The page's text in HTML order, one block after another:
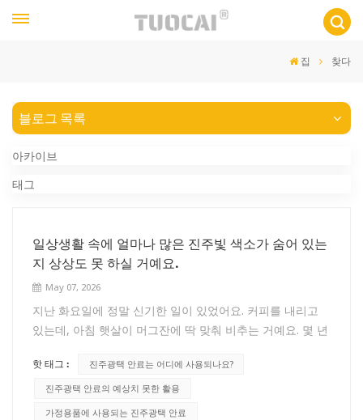
집 찾다
블로그 목록
아카이브
태그
일상생활 속에 얼마나 많은 진주빛 색소가 숨어 있는
지 상상도 못 하실 거예요.
May 07, 2026
지난 화요일에 정말 신기한 일이 있었어요. 커피를 내리고
있는데, 아침 햇살이 머그잔에 딱 맞춰 비추는 거예요. 몇 년
치 기름처럼 반짝이는 무지개빛 광택이 나타나는 거죠. 저는
한참 동안 바보처럼 머그잔을 이리저리 기울여 보면서 넋을
놓고 바라봤어요. 알고 보니 그 머그잔, 몇 년 전에 어떤 학
핫 태그 :
진주광택 안료는 어디에 사용되나요?
진주광택 안료의 예상치 못한 활용
가정용품에 사용되는 진주광택 안료